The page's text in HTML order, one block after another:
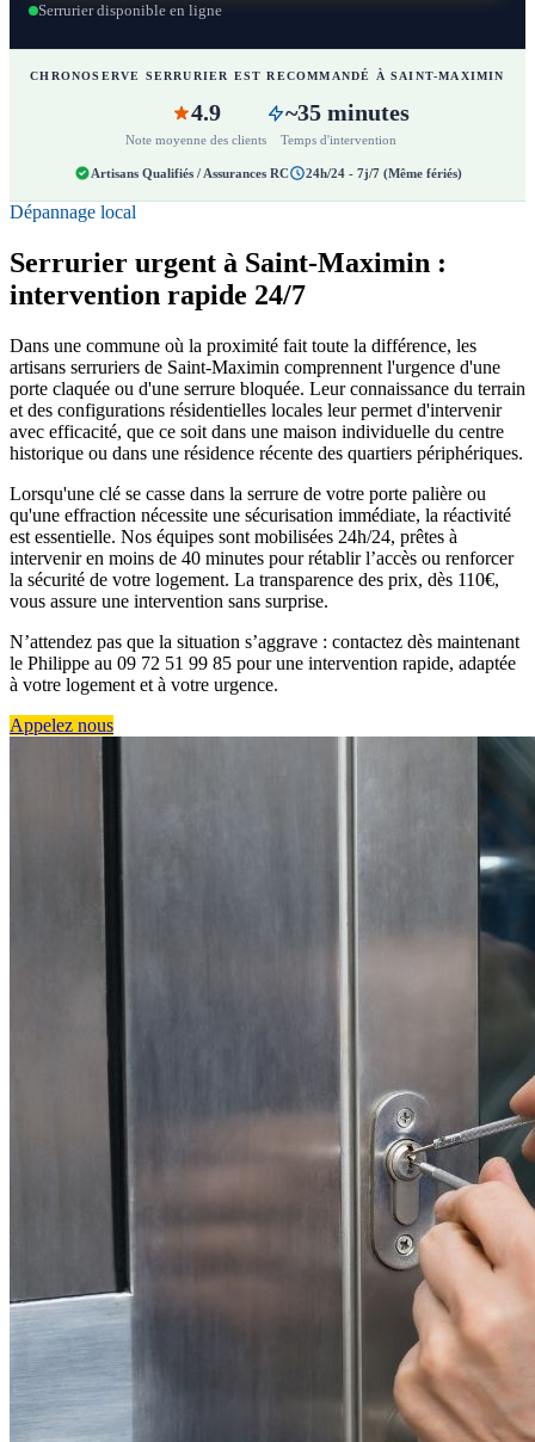
Serrurier disponible en ligne
CHRONOSERVE SERRURIER EST RECOMMANDÉ À SAINT-MAXIMIN
4.9
Note moyenne des clients
~35 minutes
Temps d'intervention
Artisans Qualifiés / Assurances RC 24h/24 - 7j/7 (Même fériés)
Dépannage local
Serrurier urgent à Saint-Maximin :
intervention rapide 24/7
Dans une commune où la proximité fait toute la différence, les
artisans serruriers de Saint-Maximin comprennent l'urgence d'une
porte claquée ou d'une serrure bloquée. Leur connaissance du terrain
et des configurations résidentielles locales leur permet d'intervenir
avec efficacité, que ce soit dans une maison individuelle du centre
historique ou dans une résidence récente des quartiers périphériques.
Lorsqu'une clé se casse dans la serrure de votre porte palière ou
qu'une effraction nécessite une sécurisation immédiate, la réactivité
est essentielle. Nos équipes sont mobilisées 24h/24, prêtes à
intervenir en moins de 40 minutes pour rétablir l’accès ou renforcer
la sécurité de votre logement. La transparence des prix, dès 110€,
vous assure une intervention sans surprise.
N’attendez pas que la situation s’aggrave : contactez dès maintenant
le Philippe au 09 72 51 99 85 pour une intervention rapide, adaptée
à votre logement et à votre urgence.
Appelez nous